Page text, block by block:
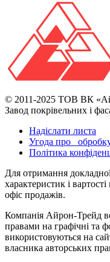
© 2011-2025 ТОВ ВК
Завод покрівельних і
Надіслати листа
Угода про
Політика
Для отримання
характеристик і
офіс продажів.
Компанія Айрон-Трейд
правами на графічні та
використовуються на
власника авторських